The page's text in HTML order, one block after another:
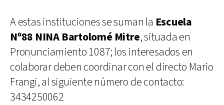
A estas instituciones se suman la Escuela
Nº88 NINA Bartolomé Mitre, situada en
Pronunciamiento 1087; los interesados en
colaborar deben coordinar con el directo Mario
Frangi, al siguiente número de contacto:
3434250062